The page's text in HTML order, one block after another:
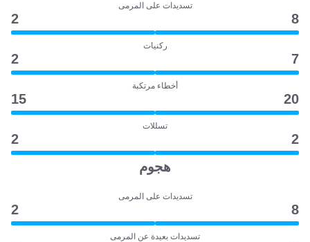
تسديدات على المرمى
8
2
ركنيات
7
2
أخطاء مرتكبة
20
15
تسللات
2
2
هجوم
تسديدات على المرمى
8
2
تسديدات بعيدة عن المرمى